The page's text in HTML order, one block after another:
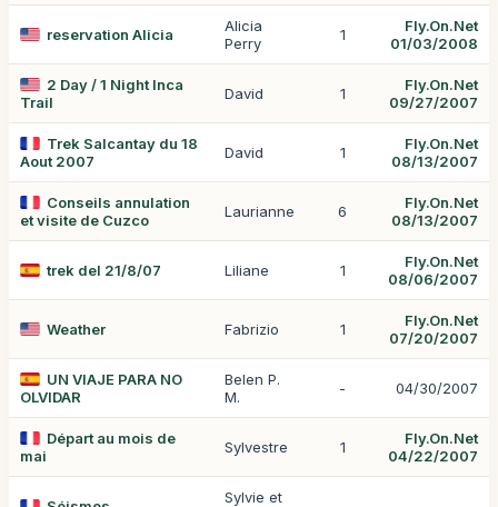
reservation Alicia
Alicia
Perry
1
Fly.On.Net
01/03/2008
2 Day / 1 Night Inca
Trail
David 1
Fly.On.Net
09/27/2007
Trek Salcantay du 18
Aout 2007
David 1
Fly.On.Net
08/13/2007
Conseils annulation
et visite de Cuzco
Laurianne 6
Fly.On.Net
08/13/2007
trek del 21/8/07 Liliane 1
Fly.On.Net
08/06/2007
Weather Fabrizio 1
Fly.On.Net
07/20/2007
UN VIAJE PARA NO
OLVIDAR
Belen P.
M.
- 04/30/2007
Départ au mois de
mai
Sylvestre 1
Fly.On.Net
04/22/2007
Sylvie et